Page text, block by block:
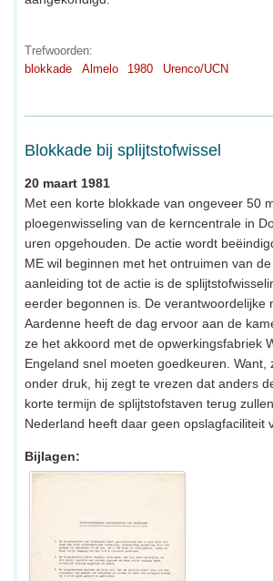
Trefwoorden:
blokkade
Almelo 1980 Urenco/UCN
Blokkade bij splijtstofwissel
20 maart 1981
Met een korte blokkade van ongeveer 50
ploegenwisseling van de kerncentrale in
uren opgehouden. De actie wordt
ME wil beginnen met het ontruimen van
aanleiding tot de actie is de
eerder begonnen is. De verantwoordelijke
Aardenne heeft de dag ervoor aan de
ze het akkoord met de opwerkingsfabriek
Engeland snel moeten goedkeuren. Want,
onder druk, hij zegt te vrezen dat anders
korte termijn de splijtstofstaven terug
Nederland heeft daar geen opslagfaciliteit
Bijlagen: